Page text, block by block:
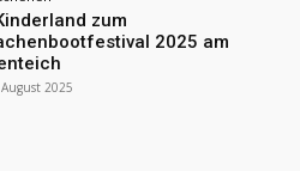
zum
2025 am
2025